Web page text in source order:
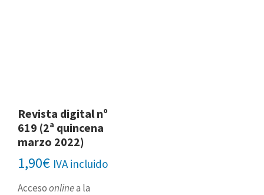
Revista digital nº
619 (2ª quincena
marzo 2022)
1,90€ IVA incluido
Accesoonlinea la